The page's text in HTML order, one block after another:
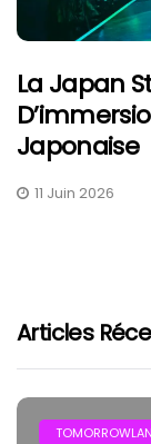
La Japan
Japonaise
11 Juin 2026
Articles
FESTIVAL